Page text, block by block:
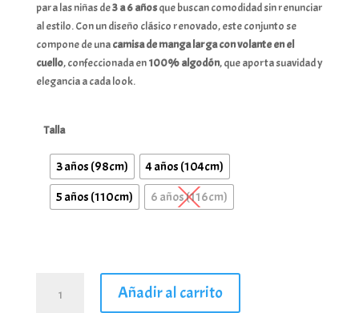
para las niñas de3 a 6 añosque buscan comodidad sin renunciar
al estilo. Con un diseño clásico renovado, este conjunto se
compone de unacamisa de manga larga con volante en el
cuello, confeccionada en100% algodón, que aporta suavidad y
elegancia a cada look.
Talla
3 años (98cm)
4 años (104cm)
5 años (110cm)
6 años (116cm)
Añadir al carrito